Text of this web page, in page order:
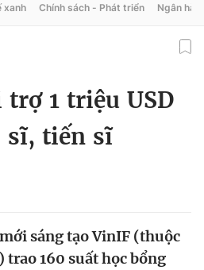
Tin 360
xanh Chính sách - Phát triển Ngân
1 triệu USD
sĩ, tiến sĩ
sáng tạo VinIF (thuộc
trao 160 suất học bổng